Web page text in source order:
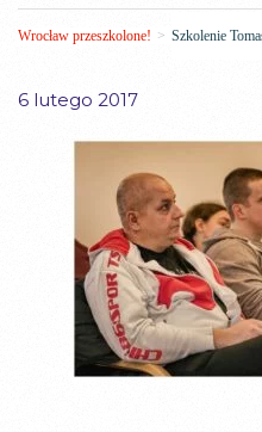
Wrocław przeszkolone! > Szkolenie
6 lutego 2017